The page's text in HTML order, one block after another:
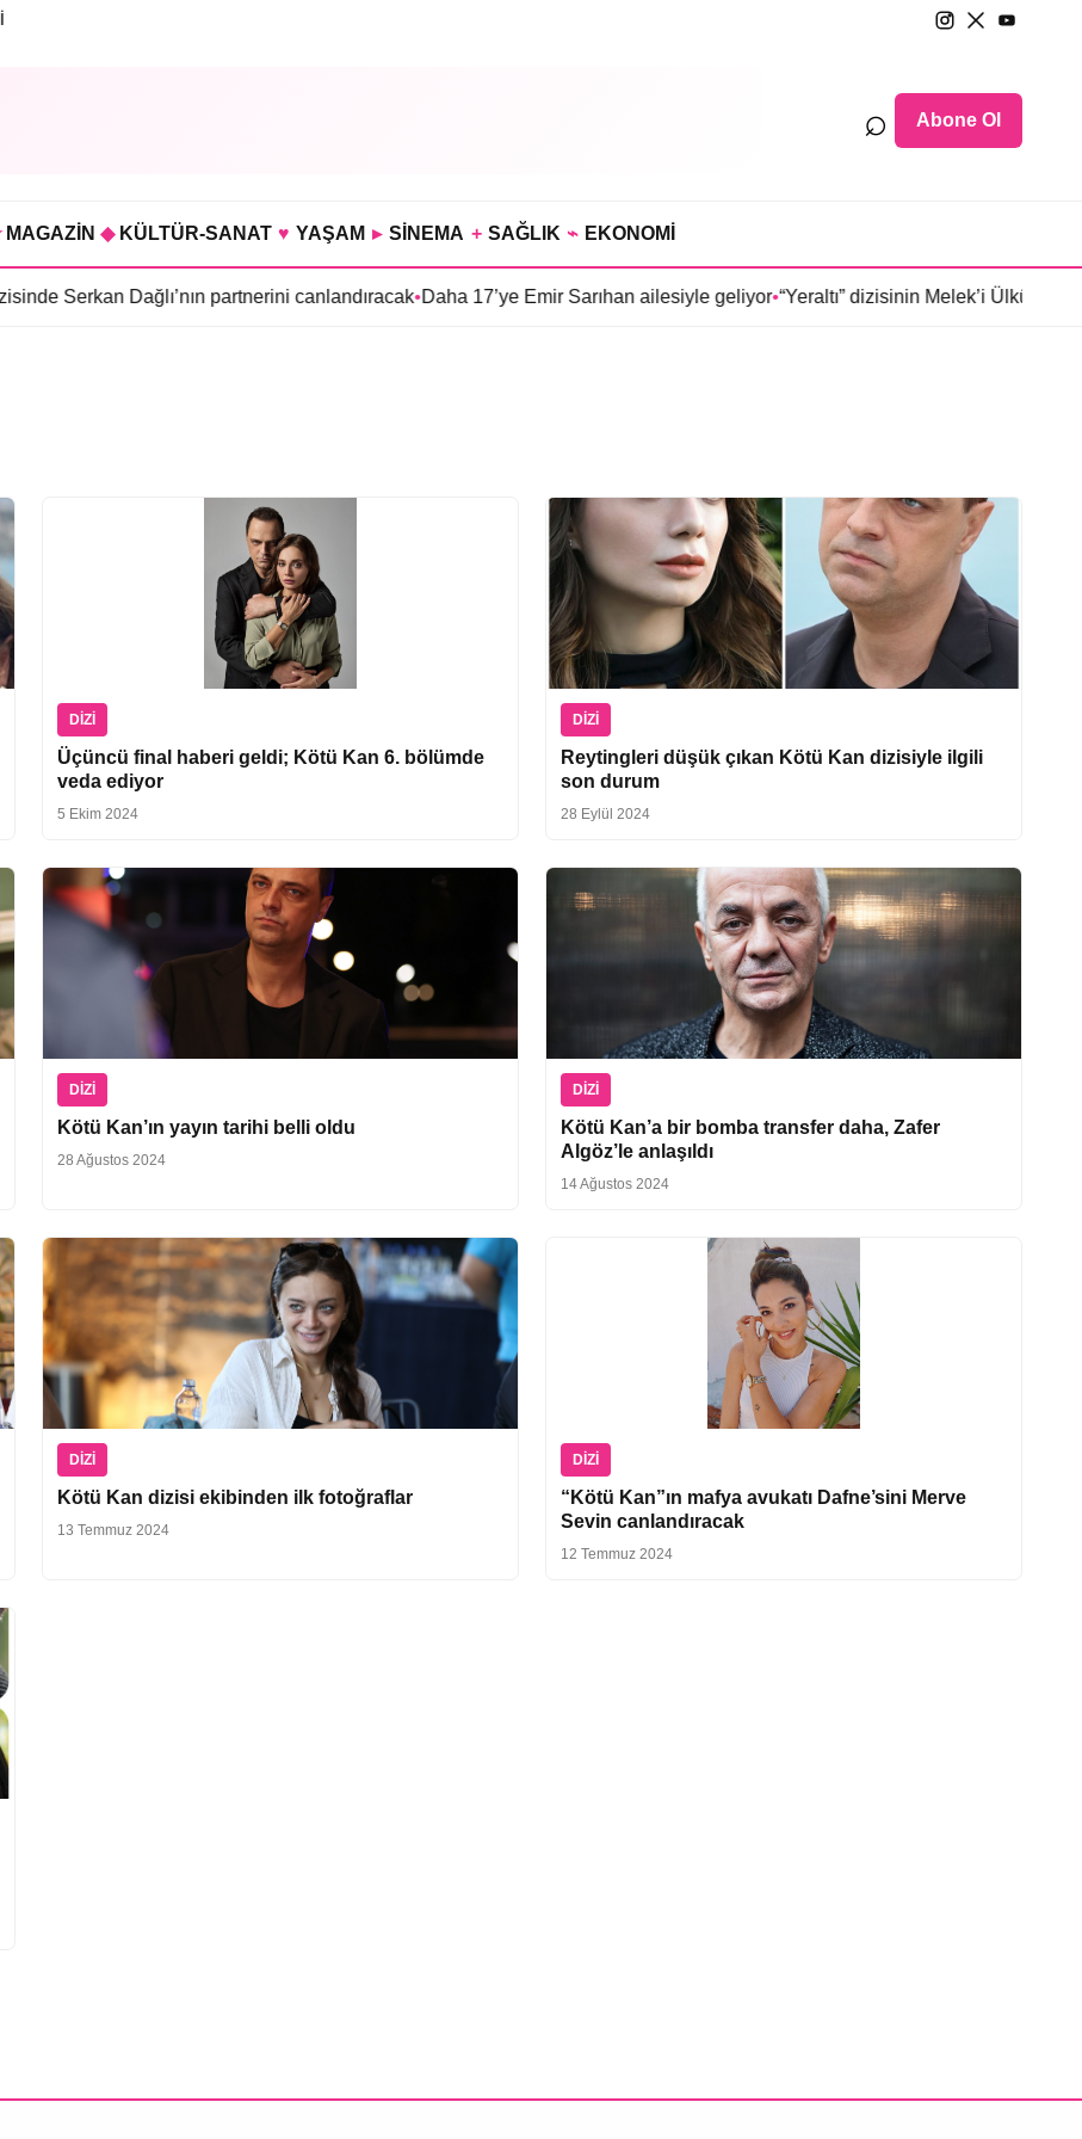
⌕ Abone Ol
MAGAZİN ◆ KÜLTÜR-SANAT ♥ YAŞAM ▸ SİNEMA + SAĞLIK ⌁ EKONOMİ
Dağlı’nın partnerini canlandıracak•Daha 17’ye Emir Sarıhan ailesiyle geliyor•“Yeraltı” dizisinin Melek’i Ülkü Hilal
DIZI
Üçüncü final haberi geldi; Kötü Kan 6. bölümde
veda ediyor
5 Ekim 2024
DIZI
Reytingleri düşük çıkan Kötü Kan dizisiyle ilgili
son durum
28 Eylül 2024
DIZI
Kötü Kan’ın yayın tarihi belli oldu
28 Ağustos 2024
DIZI
Kötü Kan’a bir bomba transfer daha, Zafer
Algöz’le anlaşıldı
14 Ağustos 2024
DIZI
Kötü Kan dizisi ekibinden ilk fotoğraflar
13 Temmuz 2024
DIZI
“Kötü Kan”ın mafya avukatı Dafne’sini Merve
Sevin canlandıracak
12 Temmuz 2024